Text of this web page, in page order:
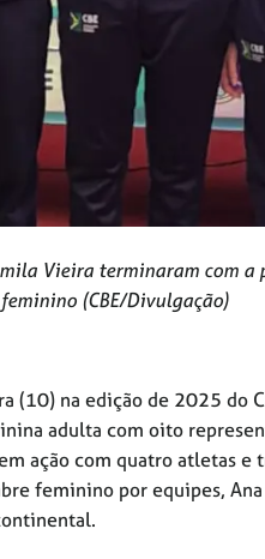
Vieira terminaram com
(CBE/Divulgação)
(10) na edição de 2025 do
adulta com oito
ação com quatro atletas e
feminino por equipes, Ana